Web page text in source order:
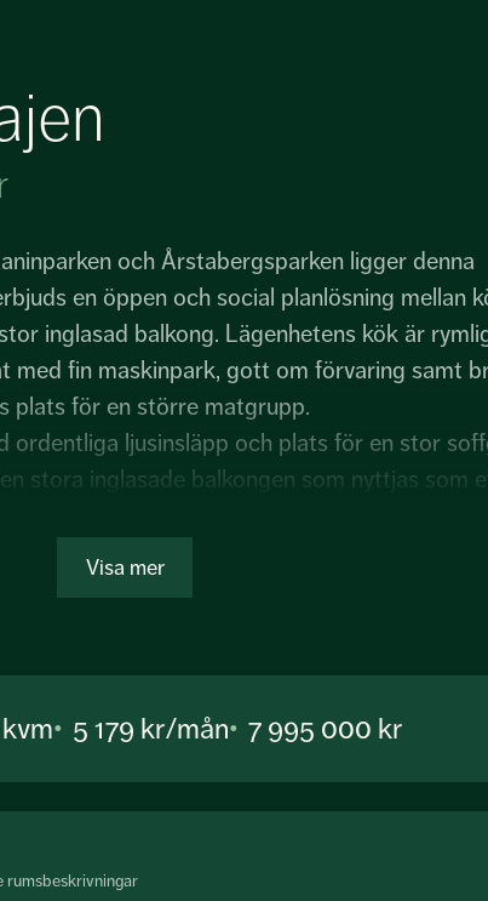
och Årstabergsparken ligger denna
en öppen och social planlösning mellan
inglasad balkong. Lägenhetens kök är
med fin maskinpark, gott om förvaring samt
plats för en större matgrupp.
ordentliga ljusinsläpp och plats för en stor
stora inglasade balkongen som nyttjas som
Två av dem vetter mot föreningens lugna
Visa mer
5 179 kr/mån 7 995 000 kr
rumsbeskrivningar